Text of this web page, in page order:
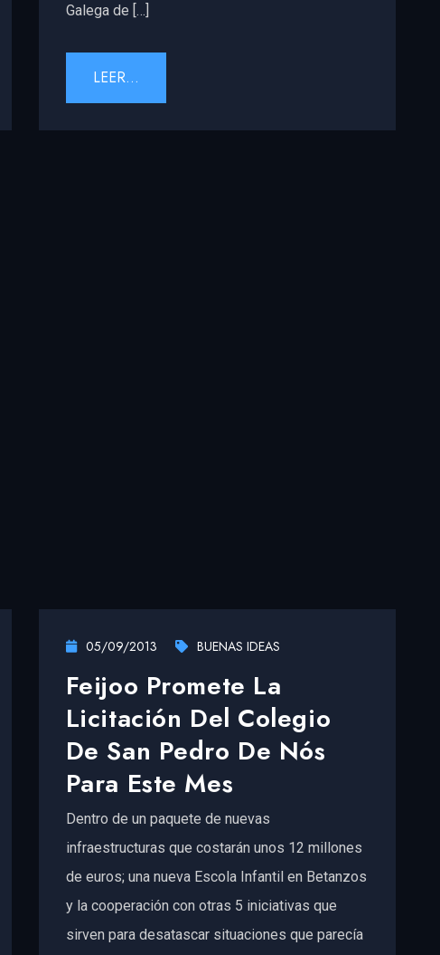
Galega de […]
LEER...
05/09/2013 BUENAS IDEAS
Feijoo Promete La
Licitación Del Colegio
De San Pedro De Nós
Para Este Mes
Dentro de un paquete de nuevas
infraestructuras que costarán unos 12 millones
de euros; una nueva Escola Infantil en Betanzos
y la cooperación con otras 5 iniciativas que
sirven para desatascar situaciones que parecía